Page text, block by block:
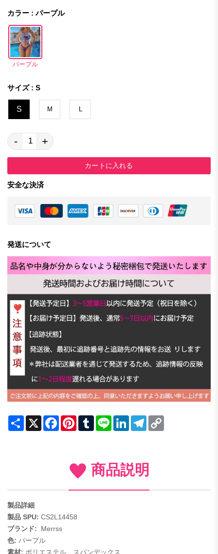
カラー : パープル
パープル
サイズ : S
S M
- +
カートに入れる
安全な決済
発送について
Share X FacebookPinterestTumblrLine LinkedInTelegram
商品説明
製品詳細
製品 SPU: CS2L14458
ブランド:
Merrss
色: パープル
素材: ポリエステル、スパンデックス